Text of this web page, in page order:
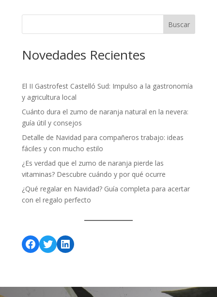
Buscar
Novedades Recientes
El II Gastrofest Castelló Sud: Impulso a la gastronomía
y agricultura local
Cuánto dura el zumo de naranja natural en la nevera:
guía útil y consejos
Detalle de Navidad para compañeros trabajo: ideas
fáciles y con mucho estilo
¿Es verdad que el zumo de naranja pierde las
vitaminas? Descubre cuándo y por qué ocurre
¿Qué regalar en Navidad? Guía completa para acertar
con el regalo perfecto
Facebook
TwitterLinkedIn